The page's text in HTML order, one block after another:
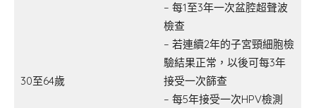
30至64歲
– 每1至3年一次盆腔超聲波
檢查
– 若連續2年的子宮頸細胞檢
驗結果正常，以後可每3年
接受一次篩查
– 每5年接受一次HPV檢測